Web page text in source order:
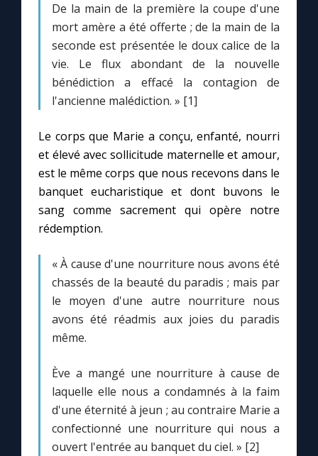
Marie qui défait les nœuds
Me consacrer à Jésus par Marie
Une Minute avec Marie
Une neuvaine
À la une
1000 Raisons de Croire
Chapelet pour le monde
Faire un don
Marie de Nazareth
De la main de la première la coupe d'une
mort amère a été offerte ; de la main de la
seconde est présentée le doux calice de la
vie. Le flux abondant de la nouvelle
bénédiction a effacé la contagion de
l'ancienne malédiction. » [1]
Le corps que Marie a conçu, enfanté, nourri
et élevé avec sollicitude maternelle et amour,
est le même corps que nous recevons dans le
banquet eucharistique et dont buvons le
sang comme sacrement qui opère notre
rédemption.
« À cause d'une nourriture nous avons été
chassés de la beauté du paradis ; mais par
le moyen d'une autre nourriture nous
avons été réadmis aux joies du paradis
même.
Ève a mangé une nourriture à cause de
laquelle elle nous a condamnés à la faim
d'une éternité à jeun ; au contraire Marie a
confectionné une nourriture qui nous a
ouvert l'entrée au banquet du ciel. » [2]